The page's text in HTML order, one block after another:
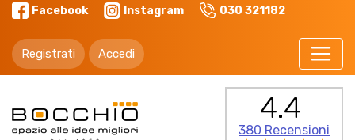
Facebook Instagram 030 321182
Registrati Accedi
4.4
380 Recensioni